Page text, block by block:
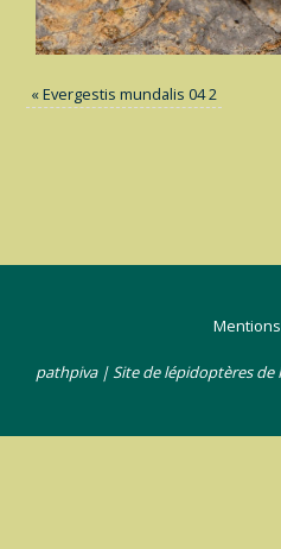
«Evergestis mundalis 04 2
pathpiva | Site de lépidoptères de